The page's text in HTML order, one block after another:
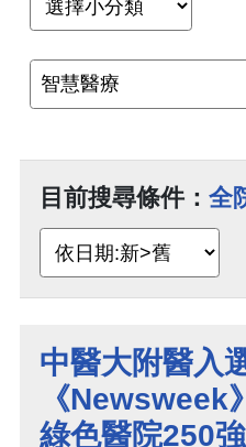
目前搜尋條件： 全
中醫大附醫入
《Newsweek
綠色醫院250